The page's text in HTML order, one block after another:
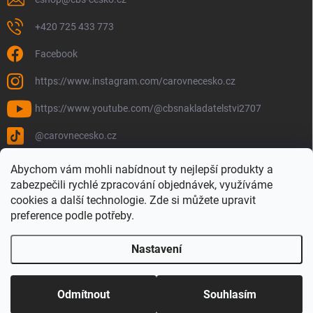
Abychom vám mohli nabídnout ty nejlepší produkty a
zabezpečili rychlé zpracování objednávek, využíváme
cookies a další technologie. Zde si můžete upravit
preference podle potřeby.
Nastavení
Odmítnout Souhlasím
+420 725 433 773
Facebook
https://www.instagram.com/carovnecesko.cz
https://www.youtube.com/@cbsnakladatelstvi2707
@carovnecesko.cz
Vytvořil Shoptet
Copyright 2026Čarovné Česko - Knihy, Mapy a Mapová móda. Všechna
práva vyhrazena.
Upravit nastavení cookies